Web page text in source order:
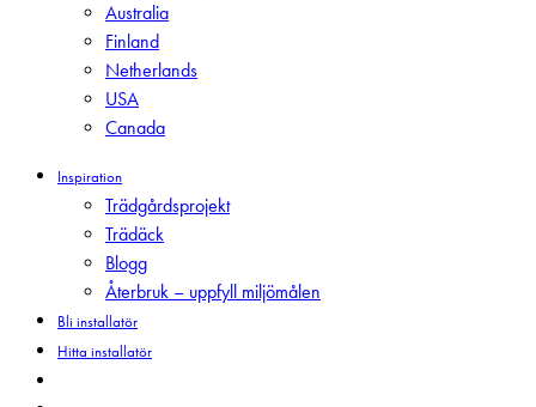
Australia
Finland
Netherlands
USA
Canada
Inspiration
Trädgårdsprojekt
Trädäck
Blogg
Återbruk – uppfyll miljömålen
Bli installatör
Hitta installatör